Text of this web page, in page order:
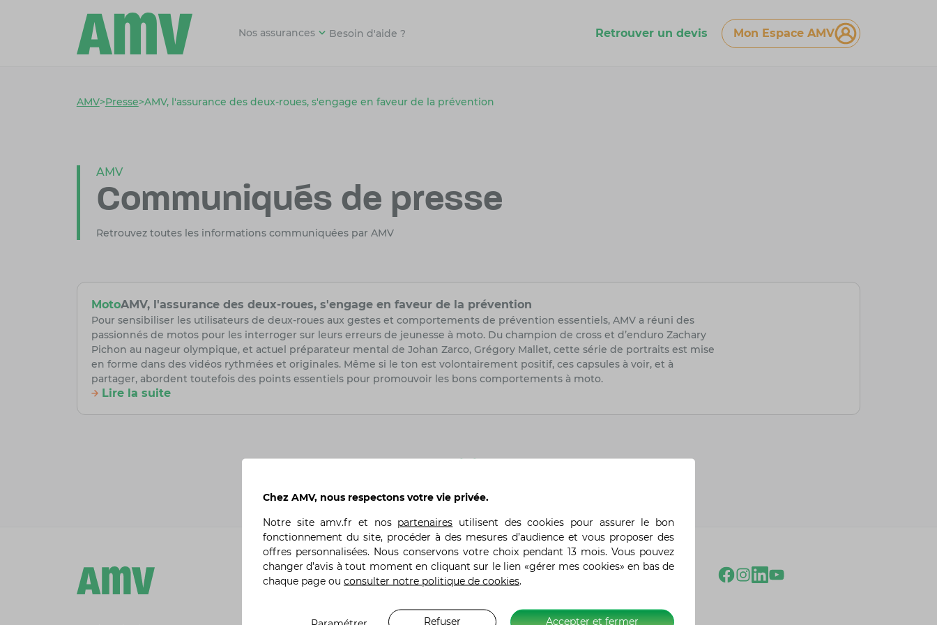
Nos assurances Besoin d'aide ? Retrouver un devis Mon Espace AMV
AMV>Presse>AMV, l'assurance des deux-roues, s'engage en faveur de la prévention
AMV
Communiqués de presse
Retrouvez toutes les informations communiquées par AMV
MotoAMV, l'assurance des deux-roues, s'engage en faveur de la prévention
Pour sensibiliser les utilisateurs de deux-roues aux gestes et comportements de prévention essentiels, AMV a réuni des
passionnés de motos pour les interroger sur leurs erreurs de jeunesse à moto. Du champion de cross et d’enduro Zachary
Pichon au nageur olympique, et actuel préparateur mental de Johan Zarco, Grégory Mallet, cette série de portraits est mise
en forme dans des vidéos rythmées et originales. Même si le ton est volontairement positif, ces capsules à voir, et à
partager, abordent toutefois des points essentiels pour promouvoir les bons comportements à moto.
Lire la suite
Précédent
A propos d’AMV Liens utiles
Mon Espace AMV
Chez AMV, nous respectons votre vie privée.
Notre siteamv.fr et nos partenaires utilisent des cookies pour assurer le bon
fonctionnement du site, procéder à des mesures d’audience et vous proposer des
offres personnalisées. Nous conservons votre choix pendant 13 mois. Vous pouvez
changer d’avis à tout moment en cliquant sur le lien «gérer mes cookies» en bas de
chaque page ou consulter notre politique de cookies.
Accepter et fermer
Refuser